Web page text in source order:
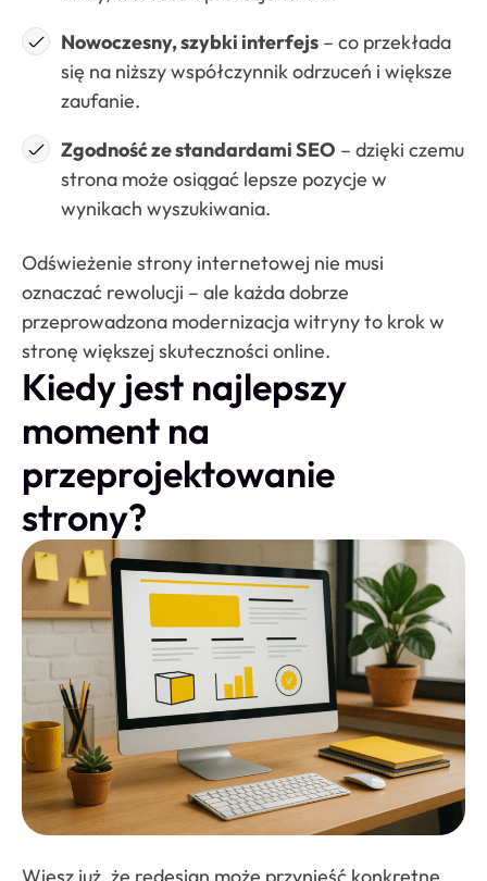
Nowoczesny, szybki interfejs – co przekłada
się na niższy współczynnik odrzuceń i większe
zaufanie.
Zgodność ze standardami SEO – dzięki czemu
strona może osiągać lepsze pozycje w
wynikach wyszukiwania.
Odświeżenie strony internetowej nie musi
oznaczać rewolucji – ale każda dobrze
przeprowadzona modernizacja witryny to krok w
stronę większej skuteczności online.
Kiedy jest najlepszy
moment na
przeprojektowanie
strony?
Wiesz już, że redesign może przynieść konkretne